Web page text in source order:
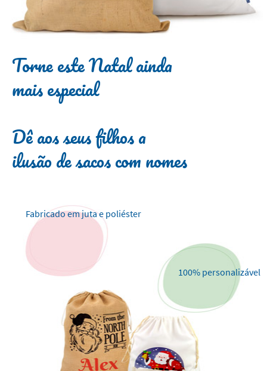
Torne este Natal ainda
mais especial
Dê aos seus filhos a
ilusão de sacos com nomes
100% personalizável
Fabricado em juta e poliéster